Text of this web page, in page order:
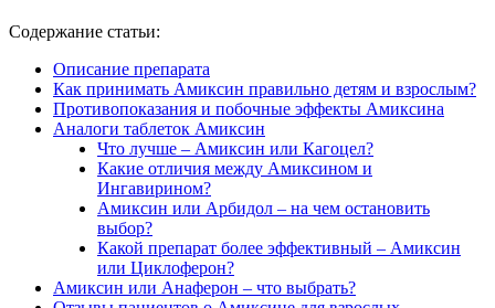
Содержание статьи:
Описание препарата
Как принимать Амиксин правильно детям и взрослым?
Противопоказания и побочные эффекты Амиксина
Аналоги таблеток Амиксин
Что лучше – Амиксин или Кагоцел?
Какие отличия между Амиксином и
Ингавирином?
Амиксин или Арбидол – на чем остановить
выбор?
Какой препарат более эффективный – Амиксин
или Циклоферон?
Амиксин или Анаферон – что выбрать?